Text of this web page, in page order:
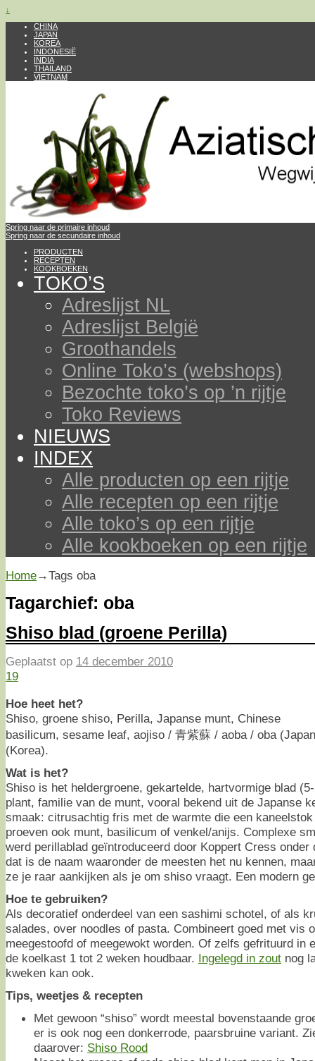
↓
CHINA
JAPAN
KOREA
INDONESIË
INDIA
THAILAND
VIETNAM
Spring naar de primaire inhoud
Spring naar de secundaire inhoud
PRODUCTEN
RECEPTEN
KOOKBOEKEN
TOKO’S
Adreslijst NL
Adreslijst België
Groothandels
Online Toko’s (webshops)
Bezochte toko’s op ’n rijtje
Toko Reviews
NIEUWS
INDEX
Alle producten op een rijtje
Alle recepten op een rijtje
Alle toko’s op een rijtje
Alle kookboeken op een rijtje
Home→Tags oba
Tagarchief: oba
Shiso blad (groene Perilla)
Geplaatst op 14 december 2010
19
Hoe heet het?
Shiso, groene shiso, Perilla, Japanse munt, Chinese
basilicum, sesame leaf, aojiso / 青紫蘇 / aoba / oba
(Korea).
Wat is het?
Shiso is het heldergroene, gekartelde, hartvormige blad
plant, familie van de munt, vooral bekend uit de Japanse
smaak: citrusachtig fris met de warmte die een
proeven ook munt, basilicum of venkel/anijs. Complexe
werd perillablad geïntroduceerd door Koppert Cress
dat is de naam waaronder de meesten het nu kennen,
ze je raar aankijken als je om shiso vraagt. Een modern
Hoe te gebruiken?
Als decoratief onderdeel van een sashimi schotel, of als
salades, over noodles of pasta. Combineert goed met vis
meegestoofd of meegewokt worden. Of zelfs gefrituurd in
de koelkast 1 tot 2 weken houdbaar. Ingelegd in zout nog
kweken kan ook.
Tips, weetjes & recepten
Met gewoon “shiso” wordt meestal bovenstaande
er is ook nog een donkerrode, paarsbruine variant.
daarover: Shiso Rood